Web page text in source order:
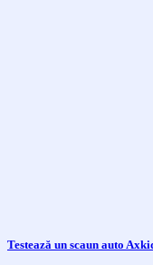
Testează un scaun auto